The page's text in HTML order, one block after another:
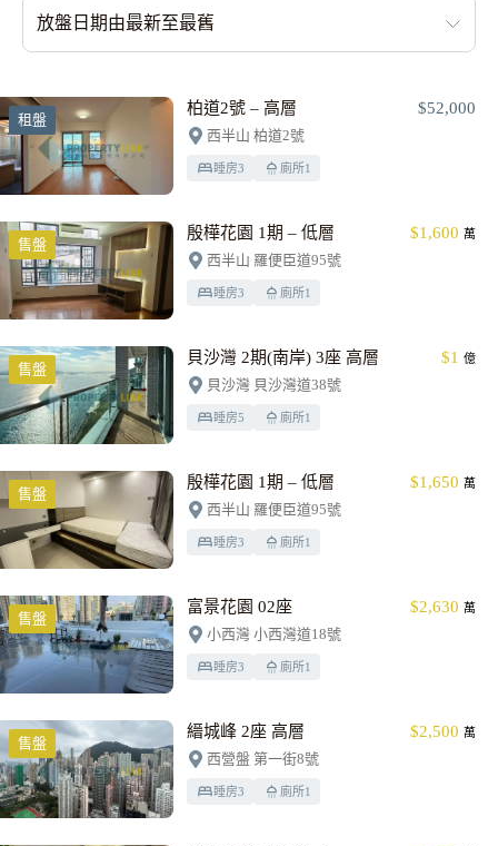
放盤日期由最新至最舊
租盤
柏道2號 – 高層 $52,000
西半山 柏道2號
睡房3 廁所1
售盤
殷樺花園 1期 – 低層 $1,600 萬
西半山 羅便臣道95號
睡房3 廁所1
售盤
貝沙灣 2期(南岸) 3座 高層 $1 億
貝沙灣 貝沙灣道38號
睡房5 廁所1
售盤
殷樺花園 1期 – 低層 $1,650 萬
西半山 羅便臣道95號
睡房3 廁所1
售盤
富景花園 02座 $2,630 萬
小西灣 小西灣道18號
睡房3 廁所1
售盤
縉城峰 2座 高層 $2,500 萬
西營盤 第一街8號
睡房3 廁所1